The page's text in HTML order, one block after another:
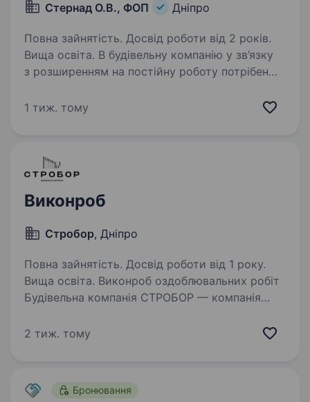
Стернад О.В., ФОП
Дніпро
Повна зайнятість. Досвід роботи від 2 років.
Вища освіта. В будівельну компанію у зв’язку
з розширенням на постійну роботу потрібен
за виконанням будівельних та оздоблювальних
1 тиж. тому
Виконроб
Стробор, Дніпро
Повна зайнятість. Досвід роботи від 1 року.
Вища освіта. Виконроб оздоблювальних робіт
Будівельна компанія СТРОБОР — компанія
на будівництві, ремонтно-оздоблювальних
2 тиж. тому
Бронювання